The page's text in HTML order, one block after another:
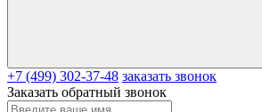
+7 (499) 302-37-48 заказать звонок
Заказать обратный звонок